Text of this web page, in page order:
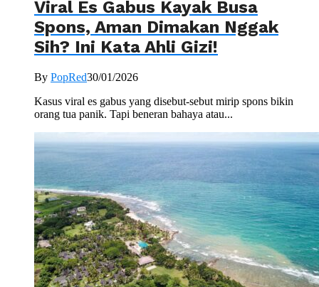
Viral Es Gabus Kayak Busa
Spons, Aman Dimakan Nggak
Sih? Ini Kata Ahli Gizi!
By PopRed30/01/2026
Kasus viral es gabus yang disebut-sebut mirip spons bikin
orang tua panik. Tapi beneran bahaya atau...